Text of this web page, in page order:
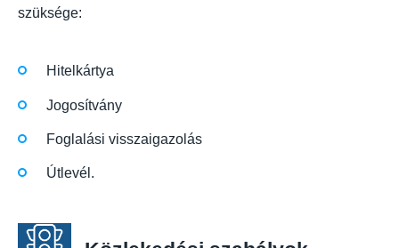
szüksége:
Hitelkártya
Jogosítvány
Foglalási visszaigazolás
Útlevél.